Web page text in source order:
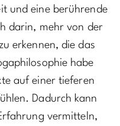
und eine berührende
darin, mehr von der
erkennen, die das
habe
auf einer tieferen
Dadurch kann
vermitteln,